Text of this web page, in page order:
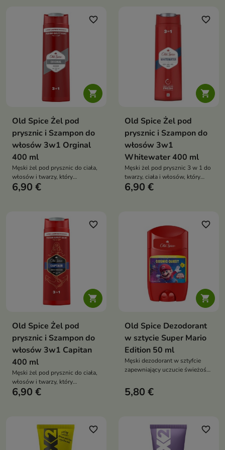
inspirowanej męskimi perfumami

favorite_border
Old Spice Żel pod
prysznic i Szampon do
włosów 3w1 Orginal
400 ml
Męski żel pod prysznic do ciała,
włosów i twarzy, który
skutecznie oczyszcza, zapewnia
6,90 €

favorite_border
Old Spice Żel pod
prysznic i Szampon do
włosów 3w1
Whitewater 400 ml
Męski żel pod prysznic 3 w 1 do
twarzy, ciała i włosów, który
skutecznie oczyszcza, zapewnia
6,90 €

favorite_border
Old Spice Żel pod
prysznic i Szampon do
włosów 3w1 Capitan
400 ml
Męski żel pod prysznic do ciała,
włosów i twarzy, który
skutecznie oczyszcza, zapewnia
6,90 €

favorite_border
Old Spice Dezodorant
w sztycie Super Mario
Edition 50 ml
Męski dezodorant w sztyfcie
zapewniający uczucie świeżości
wyjątkową edycją Super Mario
Galaxy Movie
5,80 €
favorite_border favorite_border